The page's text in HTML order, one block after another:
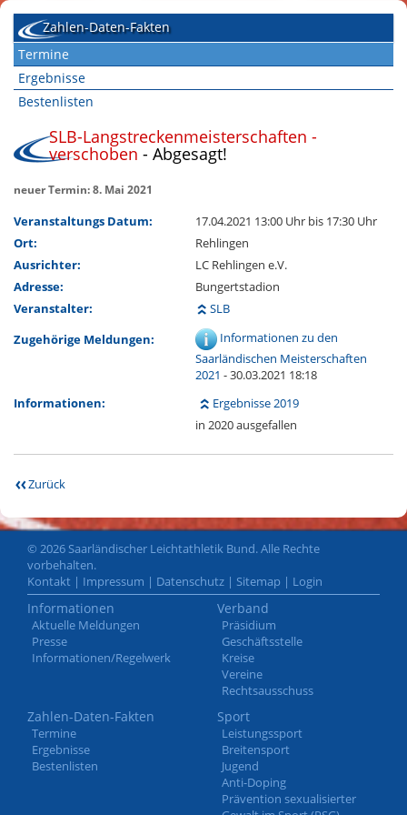
Zahlen-Daten-Fakten
Termine
Ergebnisse
Bestenlisten
SLB-Langstreckenmeisterschaften -
verschoben - Abgesagt!
neuer Termin: 8. Mai 2021
Veranstaltungs Datum: 17.04.2021 13:00 Uhr bis 17:30 Uhr
Ort:
Rehlingen
Ausrichter:
LC Rehlingen e.V.
Adresse:
Bungertstadion
Veranstalter:
SLB
Zugehörige Meldungen:
Informationen zu den
Saarländischen Meisterschaften
2021 - 30.03.2021 18:18
Informationen:
Ergebnisse 2019
in 2020 ausgefallen
Zurück
© 2026 Saarländischer Leichtathletik Bund. Alle Rechte
vorbehalten.
Kontakt | Impressum | Datenschutz | Sitemap | Login
Informationen
Aktuelle Meldungen
Presse
Informationen/Regelwerk
Verband
Präsidium
Geschäftsstelle
Kreise
Vereine
Rechtsausschuss
Zahlen-Daten-Fakten
Termine
Ergebnisse
Bestenlisten
Sport
Leistungssport
Breitensport
Jugend
Anti-Doping
Prävention sexualisierter